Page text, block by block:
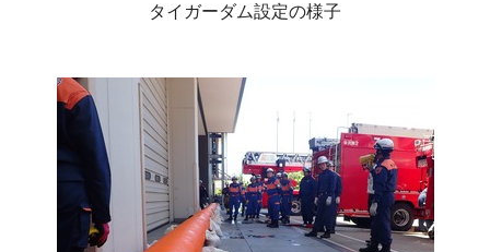
タイガーダム設定の様子